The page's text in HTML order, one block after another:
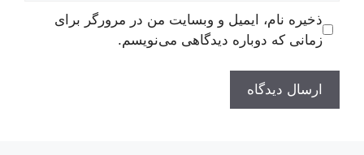
ذخیره نام، ایمیل و وبسایت من در مرورگر برای
زمانی که دوباره دیدگاهی می‌نویسم.